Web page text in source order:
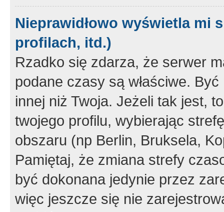
Nieprawidłowo wyświetla mi
profilach, itd.)
Rzadko się zdarza, że serwer
podane czasy są właściwe.
innej niż Twoja. Jeżeli tak jest,
twojego profilu, wybierając
obszaru (np Berlin, Bruksela,
Pamiętaj, że zmiana strefy
być dokonana jedynie przez
więc jeszcze się nie